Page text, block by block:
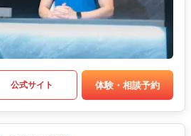
公式サイト 体験・相談予約